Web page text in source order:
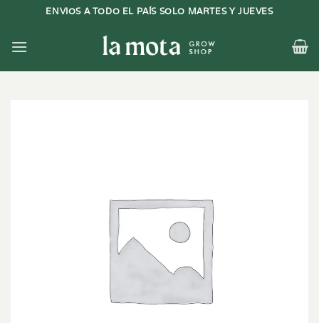
contenido
ENVIOS A TODO EL PAÍS SOLO MARTES Y JUEVES